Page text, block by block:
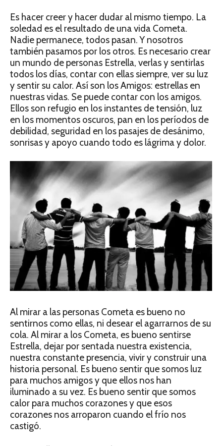
Es hacer creer y hacer dudar al mismo tiempo. La
soledad es el resultado de una vida Cometa.
Nadie permanece, todos pasan. Y nosotros
también pasamos por los otros. Es necesario crear
un mundo de personas Estrella, verlas y sentirlas
todos los días, contar con ellas siempre, ver su luz
y sentir su calor. Así son los Amigos: estrellas en
nuestras vidas. Se puede contar con los amigos.
Ellos son refugio en los instantes de tensión, luz
en los momentos oscuros, pan en los períodos de
debilidad, seguridad en los pasajes de desánimo,
sonrisas y apoyo cuando todo es lágrima y dolor.
Al mirar a las personas Cometa es bueno no
sentirnos como ellas, ni desear el agarrarnos de su
cola. Al mirar a los Cometa, es bueno sentirse
Estrella, dejar por sentada nuestra existencia,
nuestra constante presencia, vivir y construir una
historia personal. Es bueno sentir que somos luz
para muchos amigos y que ellos nos han
iluminado a su vez. Es bueno sentir que somos
calor para muchos corazones y que esos
corazones nos arroparon cuando el frío nos
castigó.